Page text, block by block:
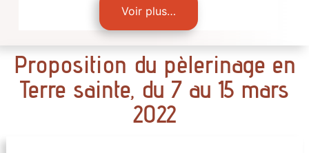
Voir plus…
Proposition du pèlerinage en
Terre sainte, du 7 au 15 mars
2022